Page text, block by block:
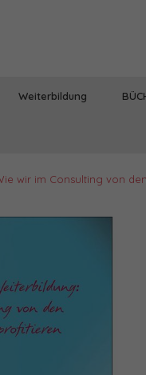
Weiterbildung
wir im Consulting von